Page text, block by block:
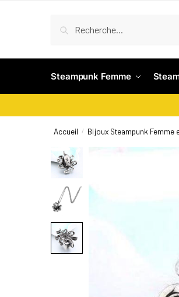
Steampunk Femme
Accueil / Bijoux Steampunk Femme